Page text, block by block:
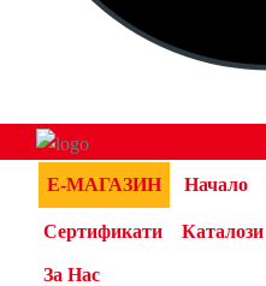
Е-МАГАЗИН Начало
Сертификати Каталози
За Нас